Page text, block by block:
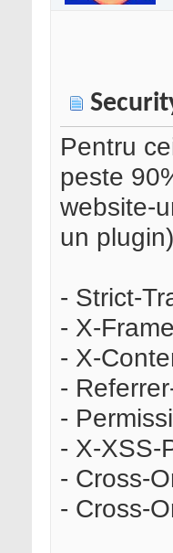
Pentru
peste
website-
un
- Strict-
- X-
- X-
-
-
- X-XSS-
- Cross-
- Cross-